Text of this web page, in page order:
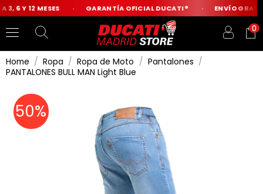
6 Y 12 MESES GARANTÍA OFICIAL DUCATI® ENVÍO
0
Home Ropa Ropa de Moto
Pantalones
PANTALONES BULL MAN Light Blue
50%